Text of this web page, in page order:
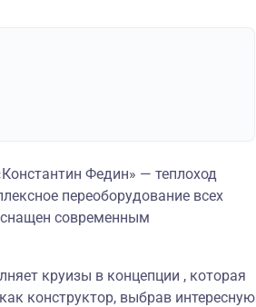
Федин» — теплоход
переоборудование всех
современным
круизы в концепции , которая
конструктор, выбрав интересную